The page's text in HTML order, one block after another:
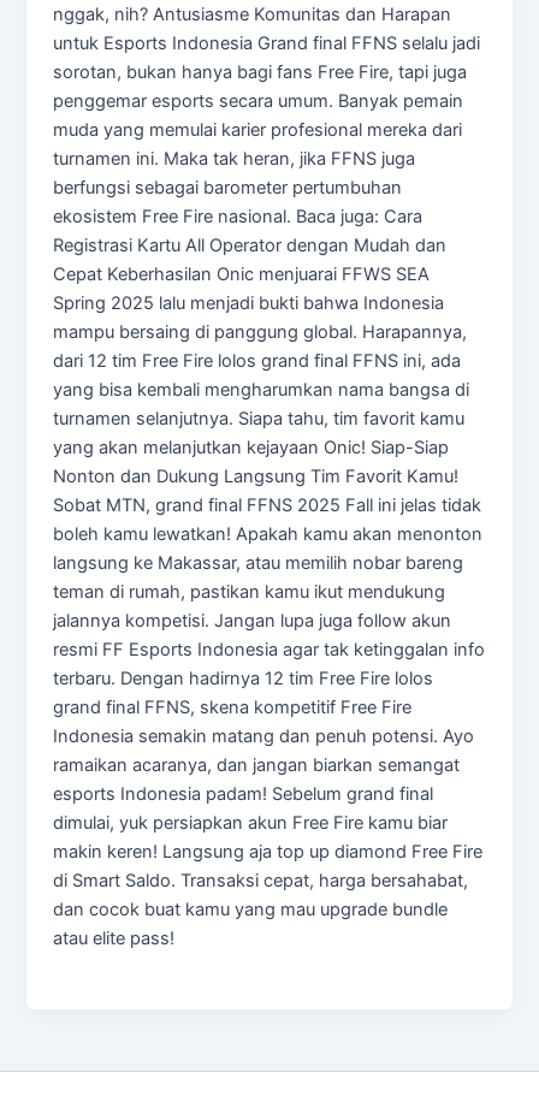
nggak, nih? Antusiasme Komunitas dan Harapan
untuk Esports Indonesia Grand final FFNS selalu jadi
sorotan, bukan hanya bagi fans Free Fire, tapi juga
penggemar esports secara umum. Banyak pemain
muda yang memulai karier profesional mereka dari
turnamen ini. Maka tak heran, jika FFNS juga
berfungsi sebagai barometer pertumbuhan
ekosistem Free Fire nasional. Baca juga: Cara
Registrasi Kartu All Operator dengan Mudah dan
Cepat Keberhasilan Onic menjuarai FFWS SEA
Spring 2025 lalu menjadi bukti bahwa Indonesia
mampu bersaing di panggung global. Harapannya,
dari 12 tim Free Fire lolos grand final FFNS ini, ada
yang bisa kembali mengharumkan nama bangsa di
turnamen selanjutnya. Siapa tahu, tim favorit kamu
yang akan melanjutkan kejayaan Onic! Siap-Siap
Nonton dan Dukung Langsung Tim Favorit Kamu!
Sobat MTN, grand final FFNS 2025 Fall ini jelas tidak
boleh kamu lewatkan! Apakah kamu akan menonton
langsung ke Makassar, atau memilih nobar bareng
teman di rumah, pastikan kamu ikut mendukung
jalannya kompetisi. Jangan lupa juga follow akun
resmi FF Esports Indonesia agar tak ketinggalan info
terbaru. Dengan hadirnya 12 tim Free Fire lolos
grand final FFNS, skena kompetitif Free Fire
Indonesia semakin matang dan penuh potensi. Ayo
ramaikan acaranya, dan jangan biarkan semangat
esports Indonesia padam! Sebelum grand final
dimulai, yuk persiapkan akun Free Fire kamu biar
makin keren! Langsung aja top up diamond Free Fire
di Smart Saldo. Transaksi cepat, harga bersahabat,
dan cocok buat kamu yang mau upgrade bundle
atau elite pass!